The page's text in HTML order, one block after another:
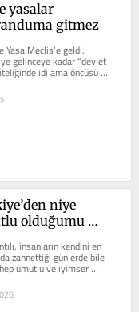
yasalar
gitmez
Yasa Meclis’e geldi.
gelinceye kadar “devlet
idi ama öncüsü
Bahçeli’den bile gizlenen bir...
niye
olduğumu
insanların kendini en
zannettiği günlerde bile
umutlu ve iyimser
bilirsiniz. Bazılarınızın bu...